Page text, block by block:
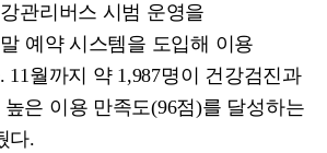
관리버스 시범 운영을
예약 시스템을 도입해 이용
. 11월까지 약 1,987명이 건강검진과
은 이용 만족도(96점)를 달성하는
다.